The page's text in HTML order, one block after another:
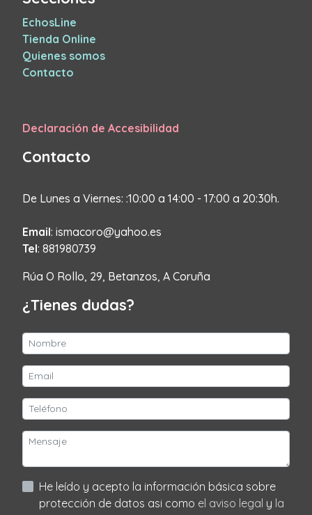
EchosLine
Tienda Online
Quienes somos
Contacto
Declaración de Accesibilidad
Contacto
De Lunes a Viernes: :10:00 a 14:00 - 17:00 a 20:30h.
Email: ismacoro@yahoo.es
Tel: 881980739
Rúa O Rollo, 29, Betanzos, A Coruña
¿Tienes dudas?
He leído y acepto la información básica sobre
protección de datos asi como el aviso legal y la